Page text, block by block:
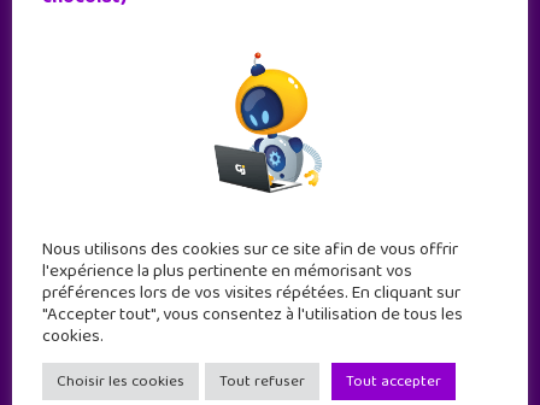
Geek Junior est le premier site de culture numérique
à destination des adolescents.
Nous utilisons des cookies sur ce site afin de vous offrir
l'expérience la plus pertinente en mémorisant vos
préférences lors de vos visites répétées. En cliquant sur
"Accepter tout", vous consentez à l'utilisation de tous les
cookies.
Choisir les cookies Tout refuser Tout accepter